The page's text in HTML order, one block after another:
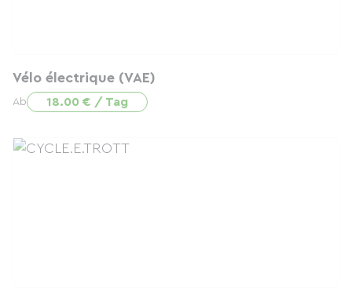
Vélo électrique (VAE)
Ab 18.00 € / Tag